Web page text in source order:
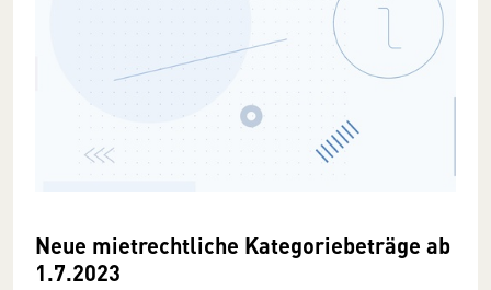
Neue mietrechtliche Kategoriebeträge ab
1.7.2023